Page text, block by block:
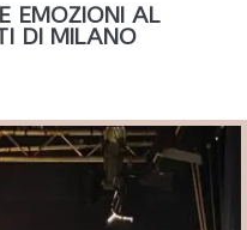
EMOZIONI AL
DI MILANO